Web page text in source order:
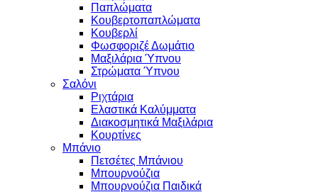
Παπλώματα
Κουβερτοπαπλώματα
Κουβερλί
Φωσφοριζέ Δωμάτιο
Μαξιλάρια Ύπνου
Στρώματα Ύπνου
Σαλόνι
Ριχτάρια
Ελαστικά Καλύμματα
Διακοσμητικά Μαξιλάρια
Κουρτίνες
Μπάνιο
Πετσέτες Μπάνιου
Μπουρνούζια
Μπουρνούζια Παιδικά